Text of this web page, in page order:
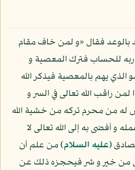
بالوعد فقال «و لمن خاف مقام
ربه للحساب فترك المعصية و
يهم بالمعصية فيذكر الله
راقب الله تعالى في السر و
له من محرم تركه من خشية الله
و أفضى به إلى الله تعالى لا
(عليه السلام)من علم أن
من خير و شر فيحجزه ذلك عن